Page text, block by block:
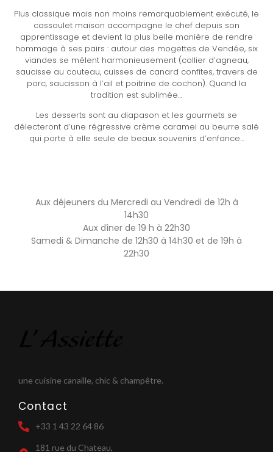
Plus classique mais non moins remarquablement exécuté, le
cassoulet maison accompagne le chef depuis son
apprentissage et devient la plus belle manière de rendre
hommage à ses pairs : autour des mogettes de Vendée, six
viandes se mêlent harmonieusement (collier d’agneau,
saucisse au couteau, cuisses de canard confites, travers de
porc, saucisson à l’ail et poitrine de cochon). Quand la
tradition est sublimée…
Les desserts sont au diapason et les gourmets se
délecteront d’une régressive crème caramel au beurre salé
qui porte à elle seule de beaux souvenirs d’enfance…
Aux déjeuners du Mercredi au Vendredi de 12h à
14h30
Aux dîner de 19 h à 22h30
Samedi & Dimanche de 12h30 à 14h30 et de 19h à
22h30
une cuisine canaille, chic & champêtre.
Contact
+33 1 43 22 64 86
181 rue du Chateau,